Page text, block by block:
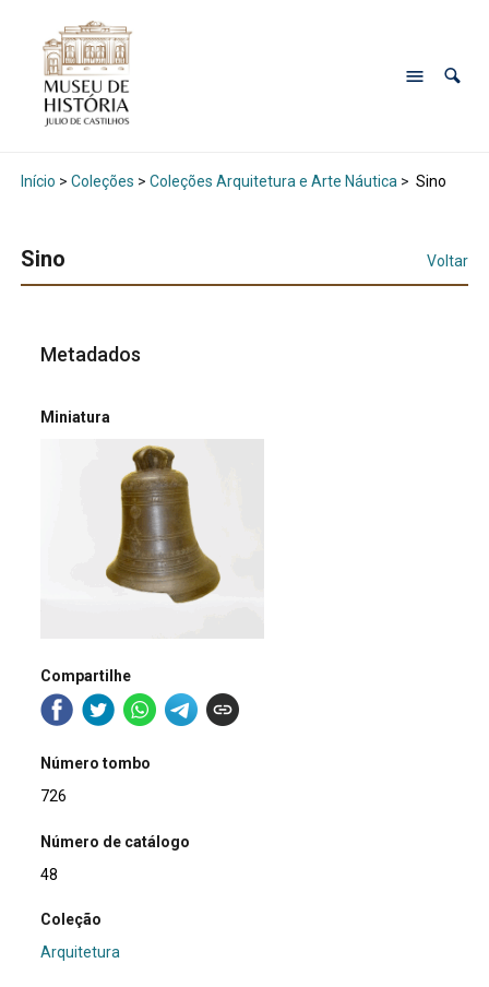
Início > Coleções > Coleções Arquitetura e Arte Náutica > Sino
Sino Voltar
Metadados
Miniatura
Compartilhe
Número tombo
726
Número de catálogo
48
Coleção
Arquitetura